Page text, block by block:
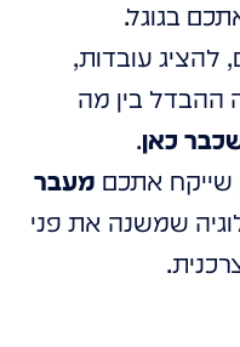
בגוגל.
להציג עובדות,
ההבדל בין מה
כאן.
אתכם מעבר
שמשנה את פני